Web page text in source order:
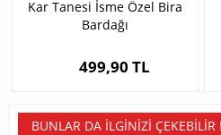
Kar Tanesi İsme Özel Bira
Bardağı
499,90 TL
BUNLAR DA İLGINIZI ÇEKEBILIR !